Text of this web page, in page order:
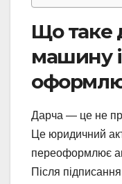
Що таке
машину і
Дарча — це не
Це юридичний
переоформлює
Після